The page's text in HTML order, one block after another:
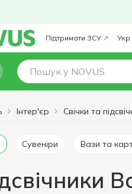
Підтримати ЗСУ Укр
Інтер'єр Свічки та
Сувеніри Вази та